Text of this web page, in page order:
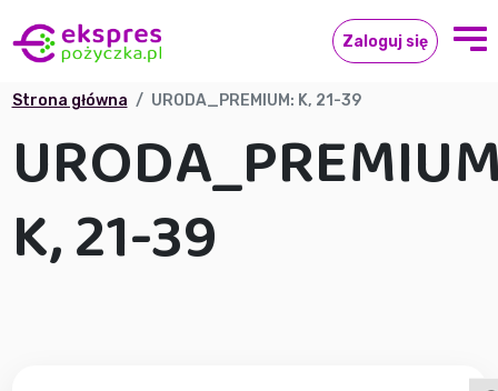
Zaloguj się
Strona główna URODA_PREMIUM: K, 21-39
K, 21-39